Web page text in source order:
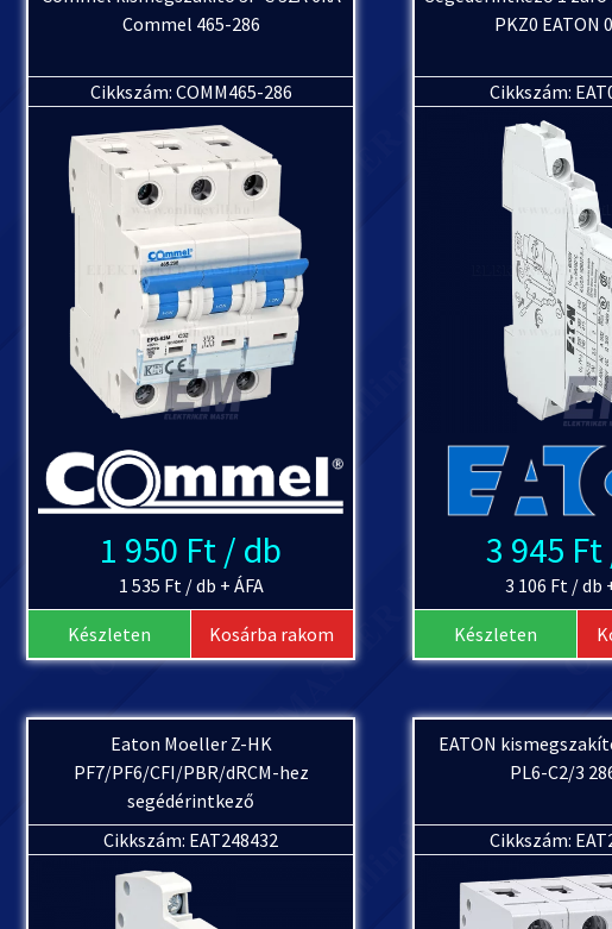
Commel 465-286
Cikkszám: COMM465-286
1 950 Ft / db
1 535 Ft / db + ÁFA
Készleten Kosárba rakom
PKZ0 EATON
Cikkszám:
3 945
3 106 Ft / db
Készleten
Eaton Moeller Z-HK
PF7/PF6/CFI/PBR/dRCM-hez
segédérintkező
Cikkszám: EAT248432
EATON
PL6-C2/3
Cikkszám: